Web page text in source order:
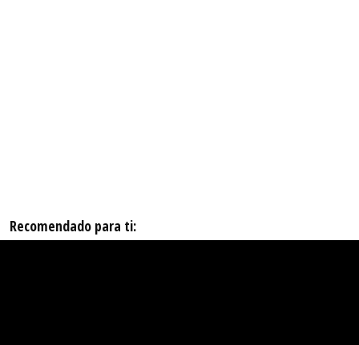
Recomendado para ti: